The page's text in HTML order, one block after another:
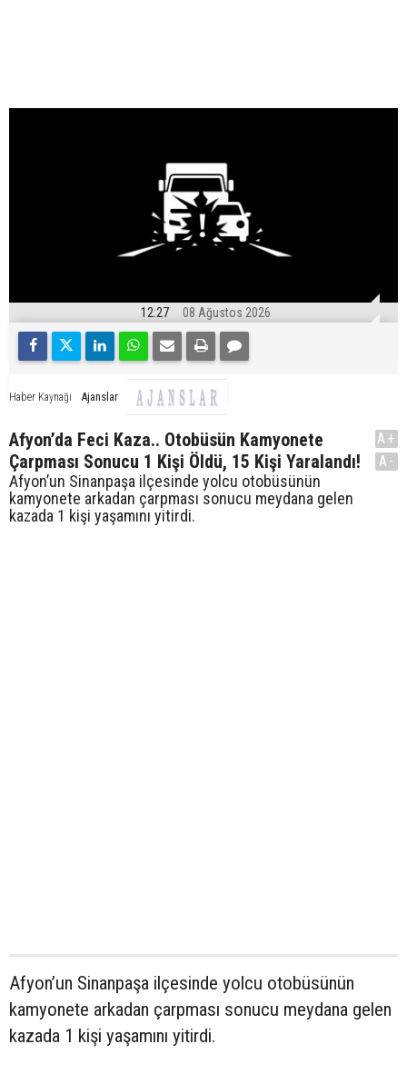
12:27 08 Ağustos 2026
Haber Kaynağı Ajanslar
Afyon’da Feci Kaza.. Otobüsün Kamyonete
Çarpması Sonucu 1 Kişi Öldü, 15 Kişi Yaralandı!
Afyon’un Sinanpaşa ilçesinde yolcu otobüsünün
kamyonete arkadan çarpması sonucu meydana gelen
kazada 1 kişi yaşamını yitirdi.
A+
A-
Afyon’un Sinanpaşa ilçesinde yolcu otobüsünün
kamyonete arkadan çarpması sonucu meydana gelen
kazada 1 kişi yaşamını yitirdi.